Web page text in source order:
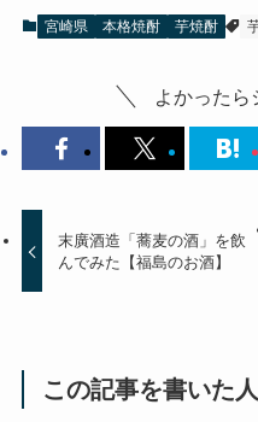
宮崎県 本格焼酎 芋焼酎
よかったら
末廣酒造「蕎麦の酒」を飲
んでみた【福島のお酒】
この記事を書いた人